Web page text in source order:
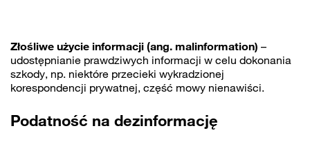
Złośliwe użycie informacji (ang. malinformation) –
udostępnianie prawdziwych informacji w celu dokonania
szkody, np. niektóre przecieki wykradzionej
korespondencji prywatnej, część mowy nienawiści.
Podatność na dezinformację